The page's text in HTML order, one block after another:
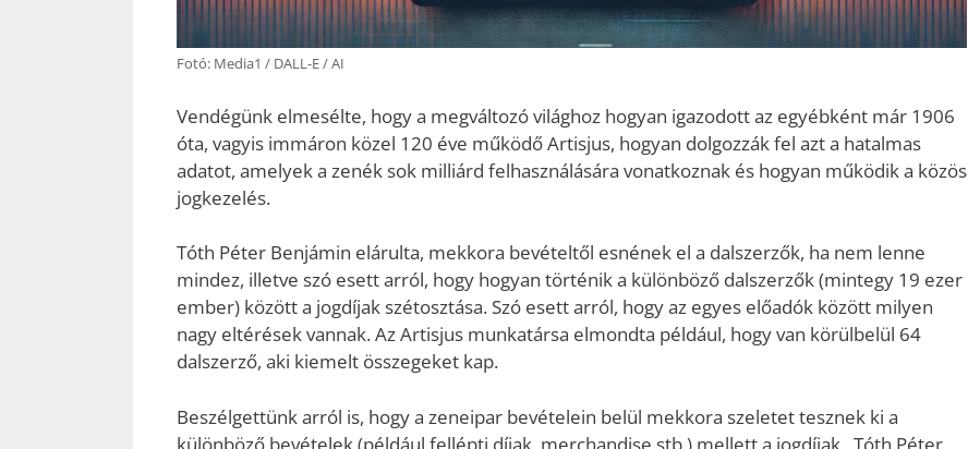
Fotó: Media1 / DALL-E / AI
Vendégünk elmesélte, hogy a megváltozó világhoz hogyan igazodott az egyébként már 1906
óta, vagyis immáron közel 120 éve működő Artisjus, hogyan dolgozzák fel azt a hatalmas
adatot, amelyek a zenék sok milliárd felhasználására vonatkoznak és hogyan működik a közös
jogkezelés.
Tóth Péter Benjámin elárulta, mekkora bevételtől esnének el a dalszerzők, ha nem lenne
mindez, illetve szó esett arról, hogy hogyan történik a különböző dalszerzők (mintegy 19 ezer
ember) között a jogdíjak szétosztása. Szó esett arról, hogy az egyes előadók között milyen
nagy eltérések vannak. Az Artisjus munkatársa elmondta például, hogy van körülbelül 64
dalszerző, aki kiemelt összegeket kap.
Beszélgettünk arról is, hogy a zeneipar bevételein belül mekkora szeletet tesznek ki a
különböző bevételek (például fellépti díjak, merchandise stb.) mellett a jogdíjak. Tóth Péter